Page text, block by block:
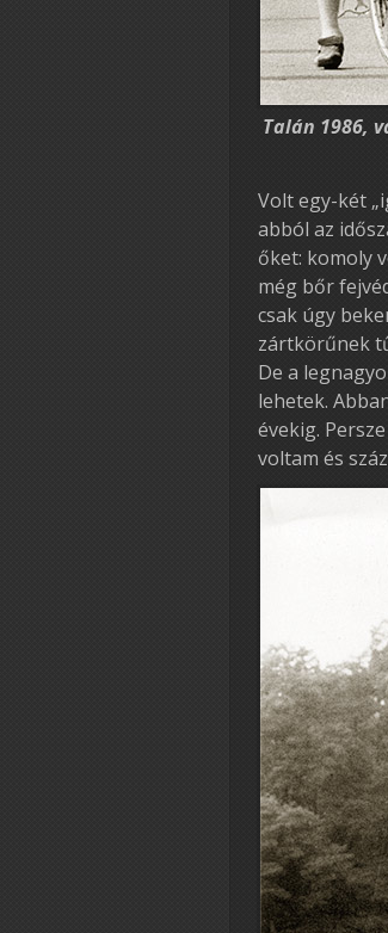
Talán 1986,
Volt egy-két
abból az
őket: komoly
még bőr
csak úgy
zártkörűnek
De a
lehetek.
évekig.
voltam és